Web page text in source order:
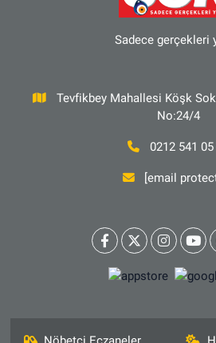
Sadece gerçekleri
Tevfikbey Mahallesi Köşk
No:24/4
0212 541 05
[email